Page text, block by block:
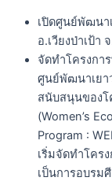
เปิดศูนย์พัฒน
อ.เวียงป่าเป้า
จัดทำโครงกา
ศูนย์พัฒนาเยา
สนับสนุนของโ
(Women’s
Program :
เริ่มจัดทำโคร
เป็นการอบรม